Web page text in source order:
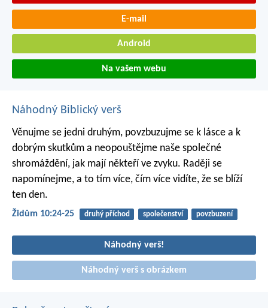
E-mail
Android
Na vašem webu
Náhodný Biblický verš
Věnujme se jedni druhým, povzbuzujme se k lásce a k
dobrým skutkům a neopouštějme naše společné
shromáždění, jak mají někteří ve zvyku. Raději se
napomínejme, a to tím více, čím více vidíte, že se blíží
ten den.
Židům 10:24-25 druhý příchod společenství povzbuzení
Náhodný verš!
Náhodný verš s obrázkem